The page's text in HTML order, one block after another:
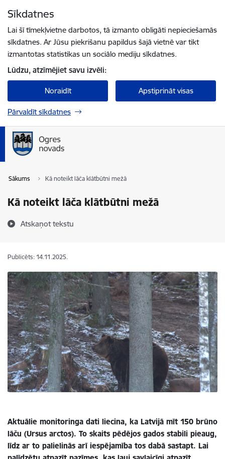
Sīkdatnes
Lai šī tīmekļvietne darbotos, tā izmanto obligāti nepieciešamās
sīkdatnes. Ar Jūsu piekrišanu papildus šajā vietnē var tikt
izmantotas statistikas un sociālo mediju sīkdatnes.
Lūdzu, atzīmējiet savu izvēli:
Noraidīt Apstiprināt visas
Pārvaldīt sīkdatnes
Sākums Kā noteikt lāča klātbūtni mežā
Kā noteikt lāča klātbūtni mežā
Atskaņot tekstu
Publicēts: 14.11.2025.
Aktuālie monitoringa dati liecina, ka Latvijā mīt 150 brūno
lāču (Ursus arctos). To skaits pēdējos gados stabili pieaug,
līdz ar to palielinās arī iespējamība tos dabā sastapt. Lai